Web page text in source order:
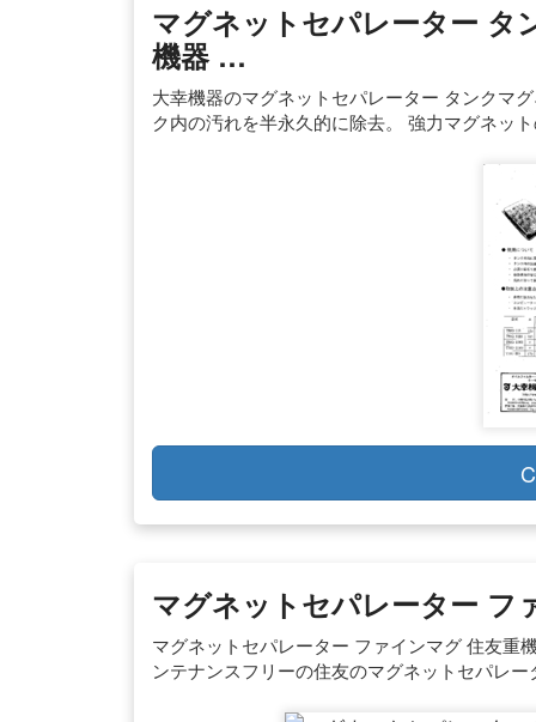
マグネットセパレーター タ
機器 …
大幸機器のマグネットセパレーター タンクマ
ク内の汚れを半永久的に除去。 強力マグネッ
マグネットセパレーター
マグネットセパレーター ファインマグ 住友重
ンテナンスフリーの住友のマグネットセパレ